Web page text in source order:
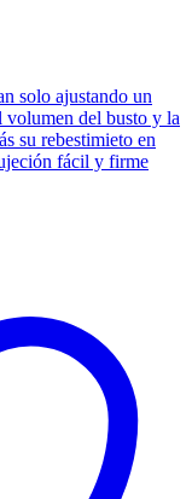
solo ajustando un
volumen del busto y la
su rebestimieto en
fácil y firme